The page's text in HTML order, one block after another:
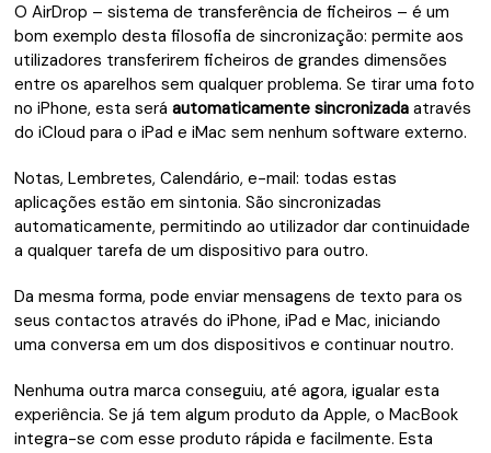
O AirDrop – sistema de transferência de ficheiros – é um
bom exemplo desta filosofia de sincronização: permite aos
utilizadores transferirem ficheiros de grandes dimensões
entre os aparelhos sem qualquer problema. Se tirar uma foto
no iPhone, esta seráautomaticamente sincronizada através
do iCloud para o iPad e iMac sem nenhum software externo.
Notas, Lembretes, Calendário, e-mail: todas estas
aplicações estão em sintonia. São sincronizadas
automaticamente, permitindo ao utilizador dar continuidade
a qualquer tarefa de um dispositivo para outro.
Da mesma forma, pode enviar mensagens de texto para os
seus contactos através do iPhone, iPad e Mac, iniciando
uma conversa em um dos dispositivos e continuar noutro.
Nenhuma outra marca conseguiu, até agora, igualar esta
experiência. Se já tem algum produto da Apple, o MacBook
integra-se com esse produto rápida e facilmente. Esta